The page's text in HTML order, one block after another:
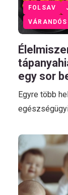
FOLSAV
egy sor
Egyre több